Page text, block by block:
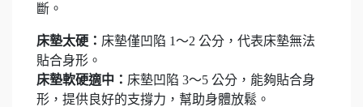
斷。
床墊太硬： 床墊僅凹陷 1～2 公分，代表床墊無法
貼合身形。
床墊軟硬適中： 床墊凹陷 3～5 公分，能夠貼合身
形，提供良好的支撐力，幫助身體放鬆。